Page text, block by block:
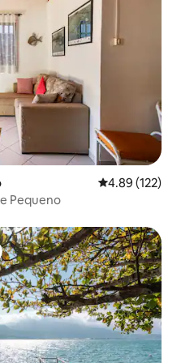
Calificación
4.89 (122)
Pequeno